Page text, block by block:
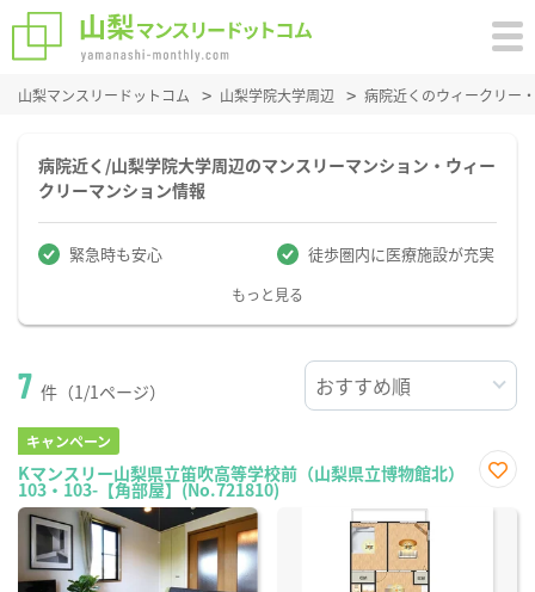
山梨マンスリードットコム 山梨学院大学周辺 病院近くのウィークリー
病院近く/山梨学院大学周辺のマンスリーマンション・ウィー
クリーマンション情報
緊急時も安心 徒歩圏内に医療施設が充実
もっと見る
7 件（1/1ページ）
キャンペーン
Kマンスリー山梨県立笛吹高等学校前（山梨県立博物館北）
103・103-【角部屋】(No.721810)
に入